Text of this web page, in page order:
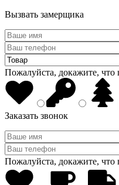
Вызвать замерщика
Пожалуйста, докажите, что
Заказать звонок
Пожалуйста, докажите, что